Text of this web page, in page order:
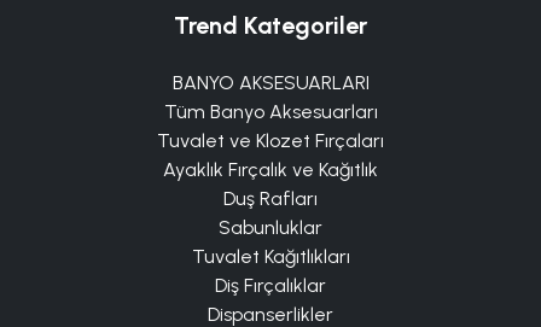
Trend Kategoriler
BANYO AKSESUARLARI
Tüm Banyo Aksesuarları
Tuvalet ve Klozet Fırçaları
Ayaklık Fırçalık ve Kağıtlık
Duş Rafları
Sabunluklar
Tuvalet Kağıtlıkları
Diş Fırçalıklar
Dispanserlikler